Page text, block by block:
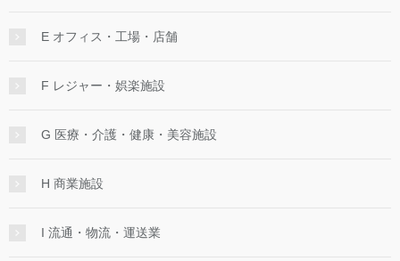
E オフィス・工場・店舗
F レジャー・娯楽施設
G 医療・介護・健康・美容施設
H 商業施設
I 流通・物流・運送業